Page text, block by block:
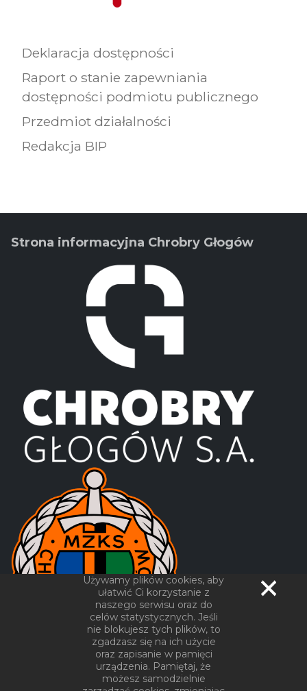
Deklaracja dostępności
Raport o stanie zapewniania
dostępności podmiotu publicznego
Przedmiot działalności
Redakcja BIP
Strona informacyjna Chrobry Głogów
Używamy plików cookies, aby
ułatwić Ci korzystanie z
naszego serwisu oraz do
celów statystycznych. Jeśli
nie blokujesz tych plików, to
zgadzasz się na ich użycie
oraz zapisanie w pamięci
urządzenia. Pamiętaj, że
możesz samodzielnie